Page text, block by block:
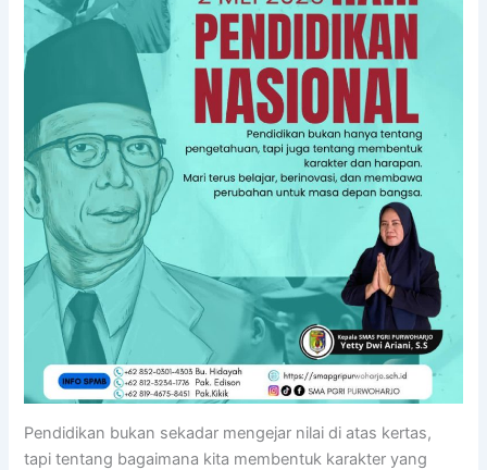
Pendidikan bukan sekadar mengejar nilai di atas kertas,
tapi tentang bagaimana kita membentuk karakter yang